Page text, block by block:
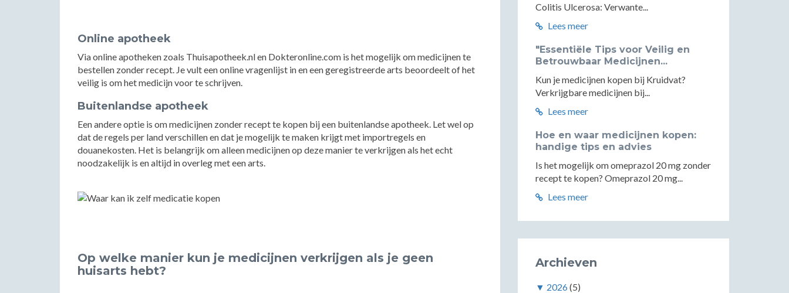
Online apotheek
Via online apotheken zoals Thuisapotheek.nl en Dokteronline.com is het mogelijk om medicijnen te
bestellen zonder recept. Je vult een online vragenlijst in en een geregistreerde arts beoordeelt of het
veilig is om het medicijn voor te schrijven.
Buitenlandse apotheek
Een andere optie is om medicijnen zonder recept te kopen bij een buitenlandse apotheek. Let wel op
dat de regels per land verschillen en dat je mogelijk te maken krijgt met importregels en
douanekosten. Het is belangrijk om alleen medicijnen op deze manier te verkrijgen als het echt
noodzakelijk is en altijd in overleg met een arts.
Op welke manier kun je medicijnen verkrijgen als je geen
huisarts hebt?
Colitis Ulcerosa: Verwante...
Lees meer
"Essentiële Tips voor Veilig en
Betrouwbaar Medicijnen...
Kun je medicijnen kopen bij Kruidvat?
Verkrijgbare medicijnen bij...
Lees meer
Hoe en waar medicijnen kopen:
handige tips en advies
Is het mogelijk om omeprazol 20 mg zonder
recept te kopen? Omeprazol 20 mg...
Lees meer
Archieven
▼ 2026(5)